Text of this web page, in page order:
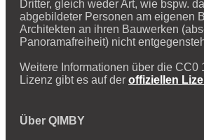
Dritter, gleich weder Art, wie bspw.
abgebildeter Personen am eigenen
Architekten an ihren Bauwerken
Panoramafreiheit) nicht
Weitere Informationen über die CC0
Lizenz gibt es auf der offiziellen
Über QIMBY